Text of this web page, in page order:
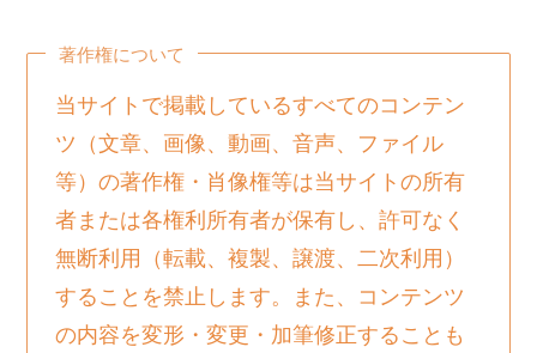
著作権について
当サイトで掲載しているすべてのコンテン
ツ（文章、画像、動画、音声、ファイル
等）の著作権・肖像権等は当サイトの所有
者または各権利所有者が保有し、許可なく
無断利用（転載、複製、譲渡、二次利用）
することを禁止します。また、コンテンツ
の内容を変形・変更・加筆修正することも